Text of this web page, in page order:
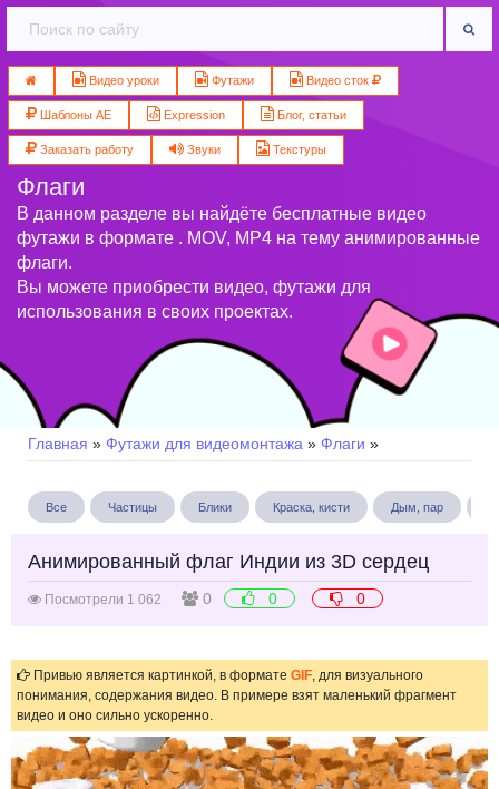
Видео уроки Футажи Видео сток
Шаблоны AE Expression Блог, статьи
Заказать работу Звуки Текстуры
Флаги
В данном разделе вы найдёте бесплатные видео
футажи в формате . MOV, MP4 на тему анимированные
флаги.
Вы можете приобрести видео, футажи для
использования в своих проектах.
Главная » Футажи для видеомонтажа » Флаги »
Все Частицы Блики Краска, кисти Дым, пар
Анимированный флаг Индии из 3D сердец
Посмотрели 1 062 0 0 0
Привью является картинкой, в формате GIF, для визуального
понимания, содержания видео. В примере взят маленький фрагмент
видео и оно сильно ускоренно.